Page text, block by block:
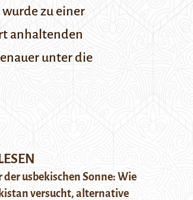
zu einer
anhaltenden
unter die
der usbekischen Sonne: Wie
versucht, alternative